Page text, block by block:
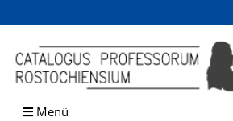
Browsen
direkt zum Inhalt
Menü